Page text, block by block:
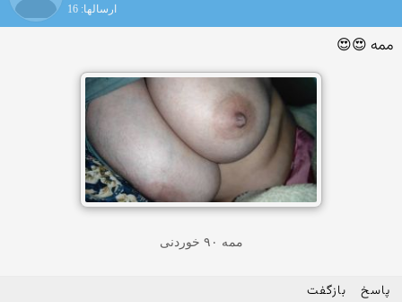
ارسالها: 16
ممه 😍😍
ممه ۹۰ خوردنی
پاسخ بازگفت